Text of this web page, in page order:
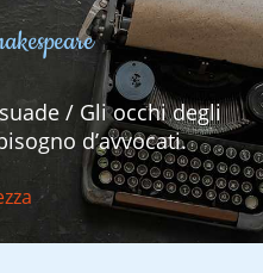
/ Gli occhi degli
d’avvocati.